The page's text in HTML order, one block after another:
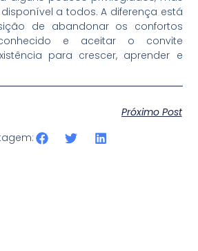
a todos. A diferença está
de abandonar os confortos
e aceitar o convite
para crescer, aprender e
Próximo Post